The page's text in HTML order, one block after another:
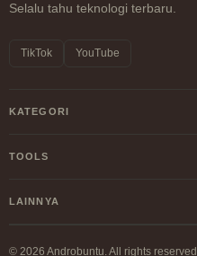
Selalu tahu teknologi terbaru.
TikTok YouTube
KATEGORI
Android
Linux
TOOLS
Kalkulator Profit/Loss Crypto
LAINNYA
© 2026 Androbuntu. All rights reserved.